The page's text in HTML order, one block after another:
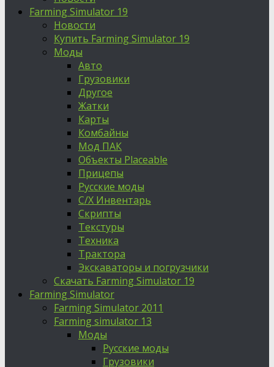
Farming Simulator 19
Новости
Купить Farming Simulator 19
Моды
Авто
Грузовики
Другое
Жатки
Карты
Комбайны
Мод ПАК
Объекты Placeable
Прицепы
Русские моды
С/Х Инвентарь
Скрипты
Текстуры
Техника
Трактора
Экскаваторы и погрузчики
Скачать Farming Simulator 19
Farming Simulator
Farming Simulator 2011
Farming simulator 13
Моды
Русские моды
Грузовики